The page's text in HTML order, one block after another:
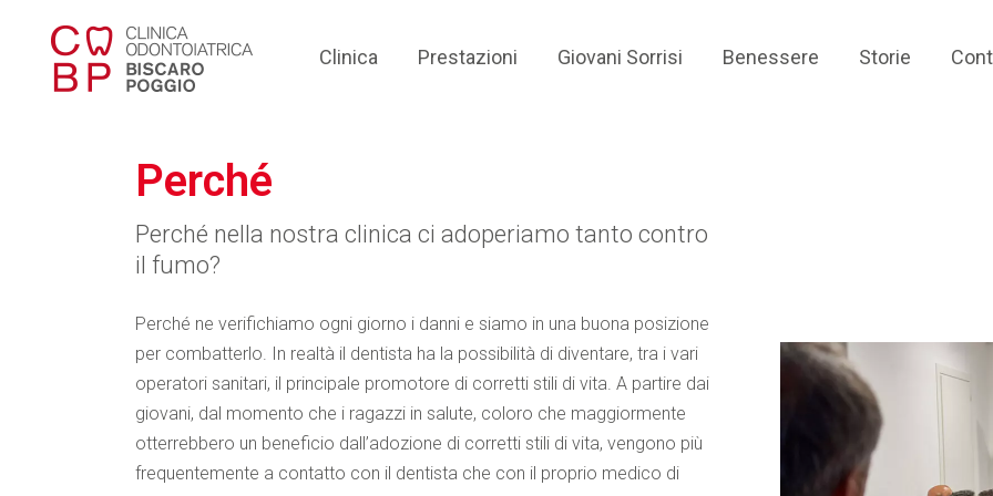
Clinica Prestazioni Giovani Sorrisi Benessere Storie
Perché
Perché nella nostra clinica ci adoperiamo tanto contro
il fumo?
Perché ne verifichiamo ogni giorno i danni e siamo in una buona posizione
per combatterlo. In realtà il dentista ha la possibilità di diventare, tra i vari
operatori sanitari, il principale promotore di corretti stili di vita. A partire dai
giovani, dal momento che i ragazzi in salute, coloro che maggiormente
otterrebbero un beneficio dall’adozione di corretti stili di vita, vengono più
frequentemente a contatto con il dentista che con il proprio medico di